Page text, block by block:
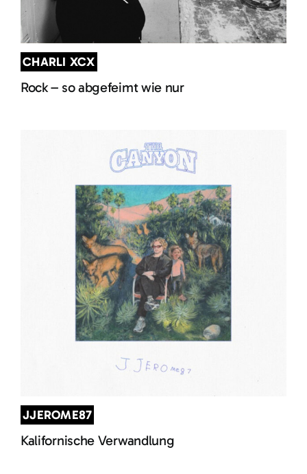
CHARLI XCX
Rock – so abgefeimt wie nur
JJEROME87
Kalifornische Verwandlung